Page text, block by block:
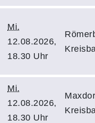
Mi.
12.08.2026,
18.30 Uhr
Mi.
12.08.2026,
18.30 Uhr